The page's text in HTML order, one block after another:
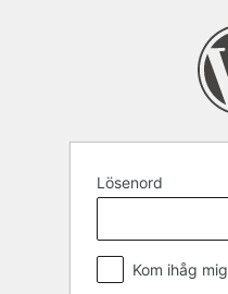
Lösenord
Kom ihåg mig